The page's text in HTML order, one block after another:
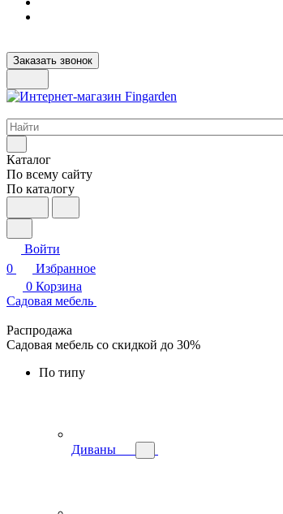
Заказать звонок
Каталог
По всему сайту
По каталогу
Войти
0
Избранное
0 Корзина
Садовая мебель
Распродажа
Садовая мебель со скидкой до 30%
По типу
Диваны